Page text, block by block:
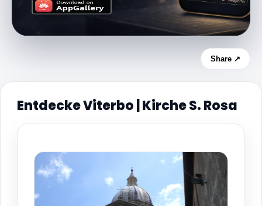
Share ↗
Entdecke Viterbo | Kirche S. Rosa